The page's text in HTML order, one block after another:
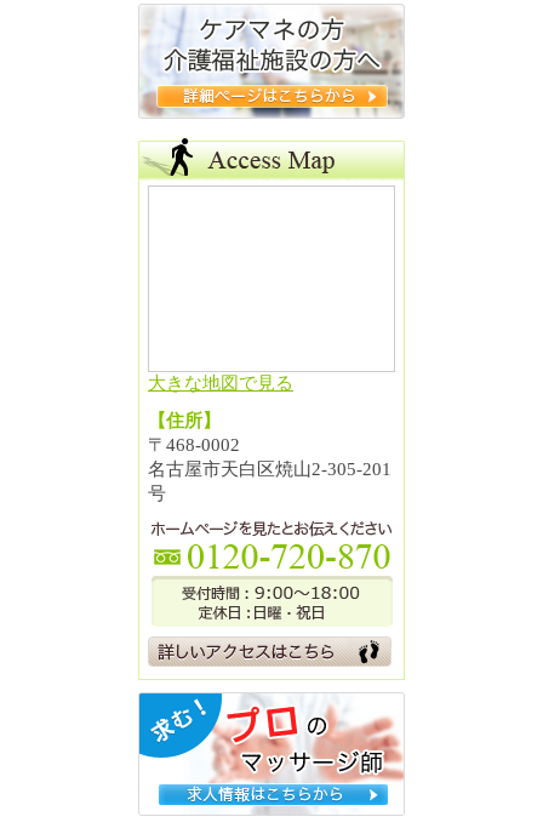
大きな地図で見る
【住所】
〒468-0002
名古屋市天白区焼山2-305-201
号